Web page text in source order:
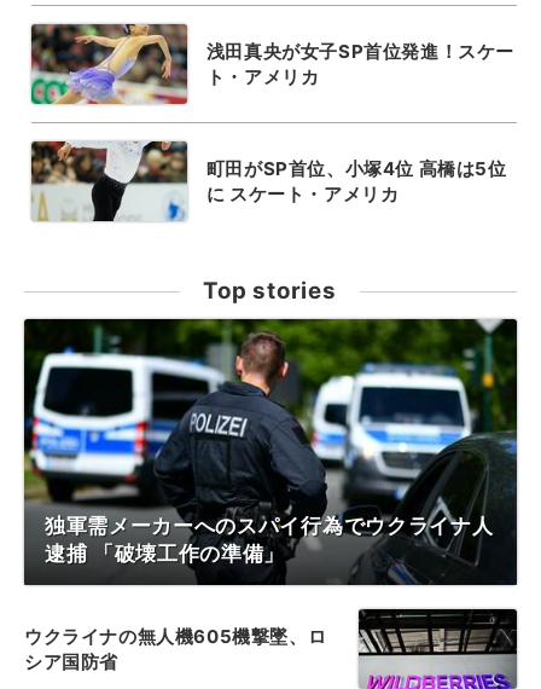
浅田真央が女子SP首位発進！スケー
ト・アメリカ
町田がSP首位、小塚4位 高橋は5位
に スケート・アメリカ
Top stories
独軍需メーカーへのスパイ行為でウクライナ人
逮捕 「破壊工作の準備」
ウクライナの無人機605機撃墜、ロ
シア国防省